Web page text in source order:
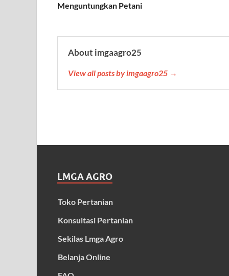
Menguntungkan Petani
About imgaagro25
View all posts by imgaagro25 →
LMGA AGRO
Toko Pertanian
Konsultasi Pertanian
Sekilas Lmga Agro
Belanja Online